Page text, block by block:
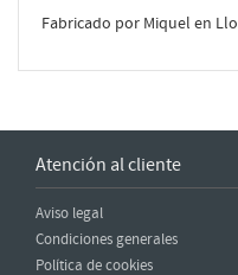
Fabricado por Miquel en
Atención al cliente
Aviso legal
Condiciones generales
Política de cookies